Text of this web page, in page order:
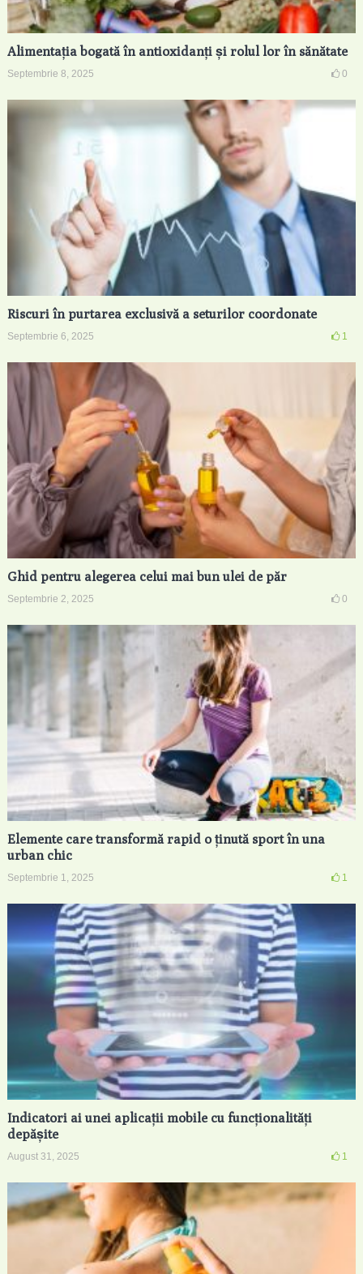
Alimentația bogată în antioxidanți și rolul lor în sănătate
Septembrie 8, 2025 0
Riscuri în purtarea exclusivă a seturilor coordonate
Septembrie 6, 2025 1
Ghid pentru alegerea celui mai bun ulei de păr
Septembrie 2, 2025 0
Elemente care transformă rapid o ținută sport în una
urban chic
Septembrie 1, 2025 1
Indicatori ai unei aplicații mobile cu funcționalități
depășite
August 31, 2025 1